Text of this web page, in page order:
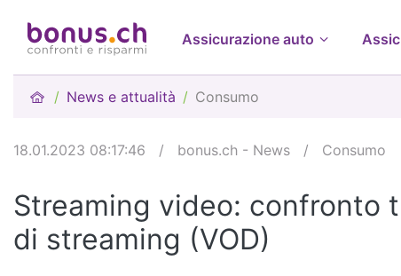
Assicurazione auto
News e attualità Consumo
18.01.2023 08:17:46 / bonus.ch - News / Consumo
Streaming video: confronto
di streaming (VOD)